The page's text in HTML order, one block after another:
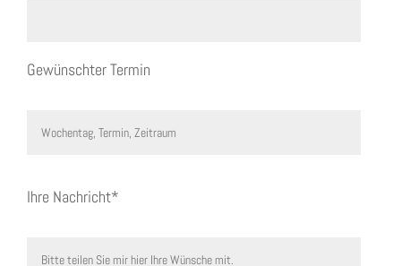
Gewünschter Termin
Ihre Nachricht*